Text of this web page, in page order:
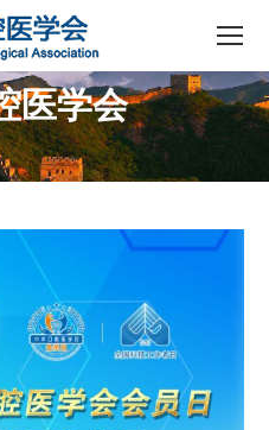
医学会
里：